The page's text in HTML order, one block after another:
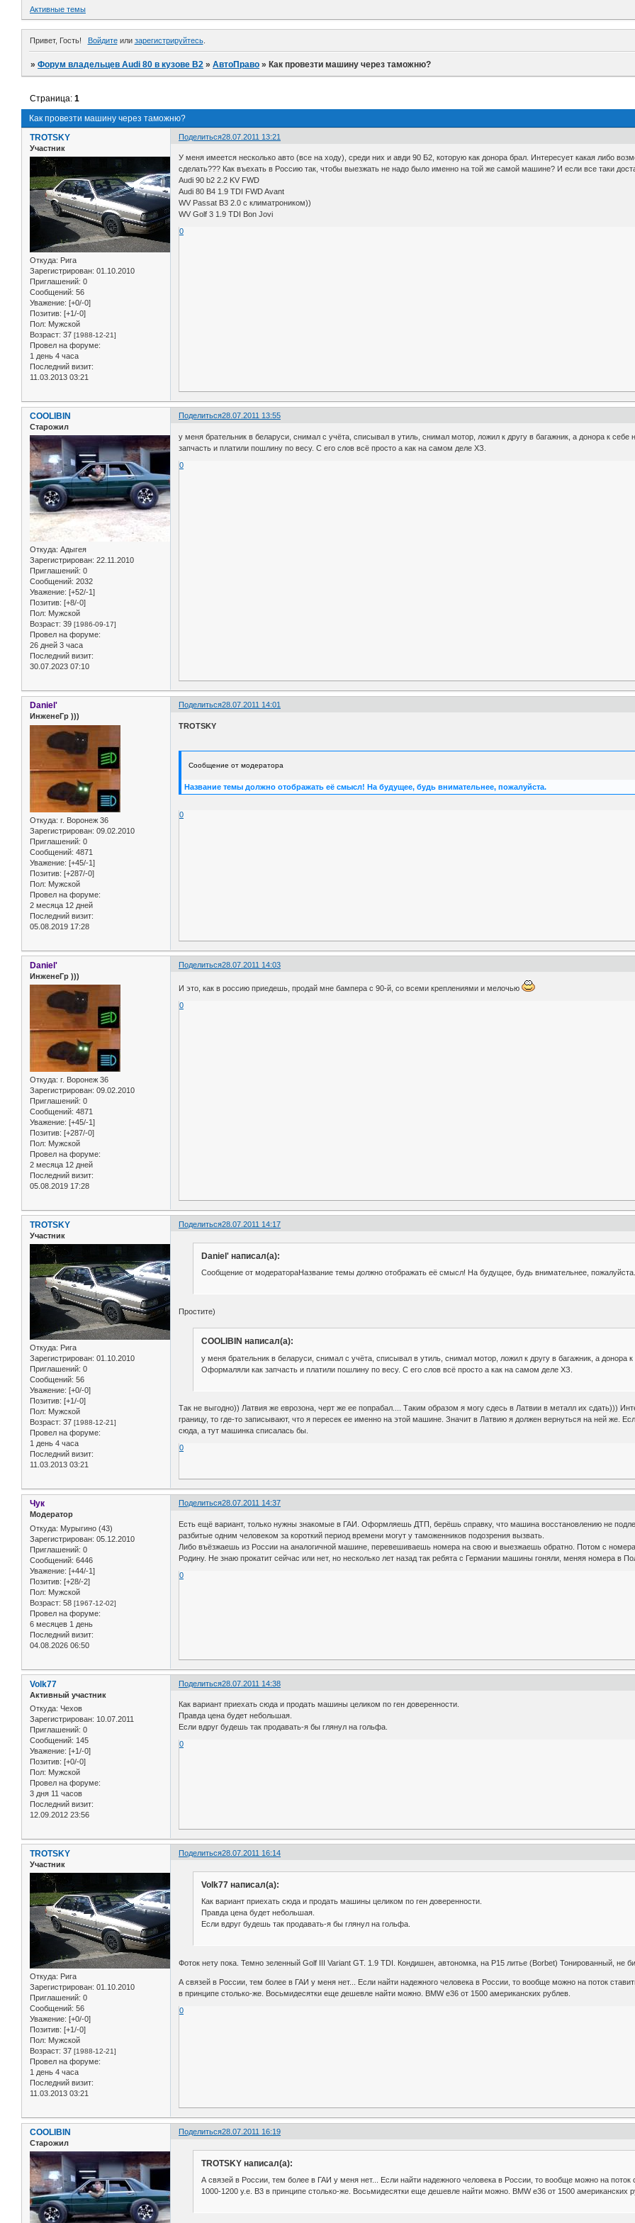
Активные темы
Привет, Гость! Войдитеили зарегистрируйтесь.
»Форум владельцев Audi 80 в кузове В2 »АвтоПраво »Как провезти машину через таможню?
Как провезти машину через таможню?
Страница:1
Поделиться28.07.2011 13:21
TROTSKY
Участник
Откуда: Рига
Зарегистрирован: 01.10.2010
Приглашений: 0
Сообщений: 56
Уважение: [+0/-0]
Позитив: [+1/-0]
Пол: Мужской
Возраст: 37 [1988-12-21]
Провел на форуме:
1 день 4 часа
Последний визит:
11.03.2013 03:21
У меня имеется несколько авто (все на ходу), среди них и авди 90 Б2, которую как донора брал. Интересует какая либо
сделать??? Как въехать в Россию так, чтобы выезжать не надо было именно на той же самой машине? И если все таки
Audi 90 b2 2.2 KV FWD
Audi 80 B4 1.9 TDI FWD Avant
WV Passat B3 2.0 с климатроником))
WV Golf 3 1.9 TDI Bon Jovi
0
Поделиться28.07.2011 13:55
COOLIBIN
Старожил
Откуда: Адыгея
Зарегистрирован: 22.11.2010
Приглашений: 0
Сообщений: 2032
Уважение: [+52/-1]
Позитив: [+8/-0]
Пол: Мужской
Возраст: 39 [1986-09-17]
Провел на форуме:
26 дней 3 часа
Последний визит:
30.07.2023 07:10
у меня брательник в беларуси, снимал с учёта, списывал в утиль, снимал мотор, ложил к другу в багажник, а донора к
запчасть и платили пошлину по весу. С его слов всё просто а как на самом деле ХЗ.
0
Поделиться28.07.2011 14:01
Daniel'
ИнженеГр )))
Откуда: г. Воронеж 36
Зарегистрирован: 09.02.2010
Приглашений: 0
Сообщений: 4871
Уважение: [+45/-1]
Позитив: [+287/-0]
Пол: Мужской
Провел на форуме:
2 месяца 12 дней
Последний визит:
05.08.2019 17:28
TROTSKY
Сообщение от модератора
Название темы должно отображать её смысл! На будущее, будь внимательнее, пожалуйста.
0
Поделиться28.07.2011 14:03
Daniel'
ИнженеГр )))
Откуда: г. Воронеж 36
Зарегистрирован: 09.02.2010
Приглашений: 0
Сообщений: 4871
Уважение: [+45/-1]
Позитив: [+287/-0]
Пол: Мужской
Провел на форуме:
2 месяца 12 дней
Последний визит:
05.08.2019 17:28
И это, как в россию приедешь, продай мне бампера с 90-й, со всеми креплениями и мелочью
0
Поделиться28.07.2011 14:17
TROTSKY
Участник
Откуда: Рига
Зарегистрирован: 01.10.2010
Приглашений: 0
Сообщений: 56
Уважение: [+0/-0]
Позитив: [+1/-0]
Пол: Мужской
Возраст: 37 [1988-12-21]
Провел на форуме:
1 день 4 часа
Последний визит:
11.03.2013 03:21
Daniel' написал(а):
Сообщение от модератораНазвание темы должно отображать её смысл! На будущее, будь внимательнее, пожалуйста.
Простите)
COOLIBIN написал(а):
у меня брательник в беларуси, снимал с учёта, списывал в утиль, снимал мотор, ложил к другу в багажник, а донора
Оформаляли как запчасть и платили пошлину по весу. С его слов всё просто а как на самом деле ХЗ.
Так не выгодно)) Латвия же еврозона, черт же ее попрабал.... Таким образом я могу сдесь в Латвии в металл их сдать)))
границу, то где-то записывают, что я пересек ее именно на этой машине. Значит в Латвию я должен вернуться на ней же.
сюда, а тут машинка списалась бы.
0
Поделиться28.07.2011 14:37
Чук
Модератор
Откуда: Мурыгино (43)
Зарегистрирован: 05.12.2010
Приглашений: 0
Сообщений: 6446
Уважение: [+44/-1]
Позитив: [+28/-2]
Пол: Мужской
Возраст: 58 [1967-12-02]
Провел на форуме:
6 месяцев 1 день
Последний визит:
04.08.2026 06:50
Есть ещё вариант, только нужны знакомые в ГАИ. Оформляешь ДТП, берёшь справку, что машина восстановлению не
разбитые одним человеком за короткий период времени могут у таможенников подозрения вызвать.
Либо въёзжаешь из России на аналогичной машине, перевешиваешь номера на свою и выезжаешь обратно. Потом с
Родину. Не знаю прокатит сейчас или нет, но несколько лет назад так ребята с Германии машины гоняли, меняя номера в
0
Поделиться28.07.2011 14:38
Volk77
Активный участник
Откуда: Чехов
Зарегистрирован: 10.07.2011
Приглашений: 0
Сообщений: 145
Уважение: [+1/-0]
Позитив: [+0/-0]
Пол: Мужской
Провел на форуме:
3 дня 11 часов
Последний визит:
12.09.2012 23:56
Как вариант приехать сюда и продать машины целиком по ген доверенности.
Правда цена будет небольшая.
Если вдруг будешь так продавать-я бы глянул на гольфа.
0
Поделиться28.07.2011 16:14
TROTSKY
Участник
Откуда: Рига
Зарегистрирован: 01.10.2010
Приглашений: 0
Сообщений: 56
Уважение: [+0/-0]
Позитив: [+1/-0]
Пол: Мужской
Возраст: 37 [1988-12-21]
Провел на форуме:
1 день 4 часа
Последний визит:
11.03.2013 03:21
Volk77 написал(а):
Как вариант приехать сюда и продать машины целиком по ген доверенности.
Правда цена будет небольшая.
Если вдруг будешь так продавать-я бы глянул на гольфа.
Фоток нету пока. Темно зеленный Golf III Variant GT. 1.9 TDI. Кондишен, автономка, на Р15 литье (Borbet) Тонированный, не
А связей в России, тем более в ГАИ у меня нет... Если найти надежного человека в России, то вообще можно на поток
в принципе столько-же. Восьмидесятки еще дешевле найти можно. BMW e36 от 1500 американских рублев.
0
Поделиться28.07.2011 16:19
COOLIBIN
Старожил
TROTSKY написал(а):
А связей в России, тем более в ГАИ у меня нет... Если найти надежного человека в России, то вообще можно на
1000-1200 у.е. В3 в принципе столько-же. Восьмидесятки еще дешевле найти можно. BMW e36 от 1500 американских